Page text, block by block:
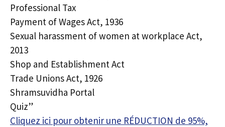
Professional Tax
Payment of Wages Act, 1936
Sexual harassment of women at workplace Act,
2013
Shop and Establishment Act
Trade Unions Act, 1926
Shramsuvidha Portal
Quiz”
Cliquez ici pour obtenir une RÉDUCTION de 95%,